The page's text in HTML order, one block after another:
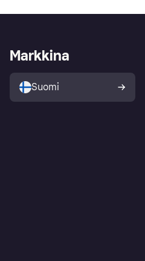
Markkina
Suomi